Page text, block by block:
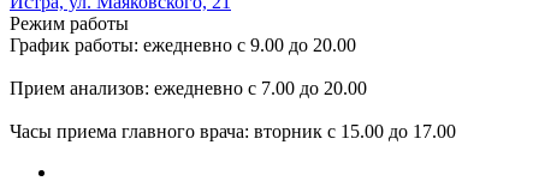
Режим работы
График работы: ежедневно с 9.00 до 20.00
Прием анализов: ежедневно с 7.00 до 20.00
Часы приема главного врача: вторник с 15.00 до 17.00